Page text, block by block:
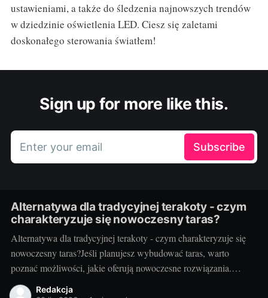
ustawieniami, a także do śledzenia najnowszych trendów
w dziedzinie oświetlenia LED. Ciesz się zaletami
doskonałego sterowania światłem!
Sign up for more like this.
Enter your email Subscribe
Alternatywa dla tradycyjnej terakoty - czym
charakteryzuje się nowoczesny taras?
Alternatywa dla tradycyjnej terakoty - czym charakteryzuje się
nowoczesny taras?Jeśli planujesz wybudować taras, warto
poznać możliwości, jakie oferują nowoczesne rozwiązania.
Można przecież zdecydować się na coś więcej niż tylko
Redakcja